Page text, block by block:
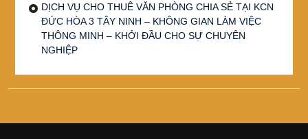
DỊCH VỤ CHO THUÊ VĂN PHÒNG CHIA SẺ TẠI KCN
ĐỨC HÒA 3 TÂY NINH – KHÔNG GIAN LÀM VIỆC
THÔNG MINH – KHỞI ĐẦU CHO SỰ CHUYÊN
NGHIỆP